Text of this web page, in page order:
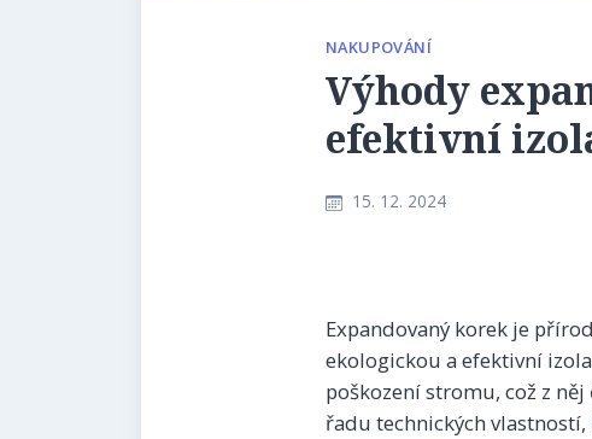
NAKUPOVÁNÍ
Výhody
efektivní
15. 12. 2024
Expandovaný korek je
ekologickou a efektivní
poškození stromu, což z
řadu technických